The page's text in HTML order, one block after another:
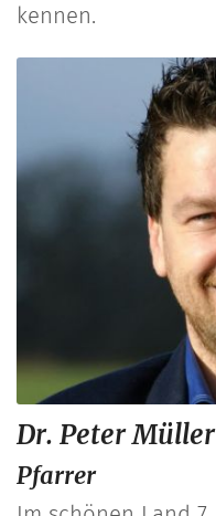
kennen.
Dr. PeterMüller
Pfarrer